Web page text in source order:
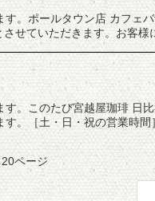
。ポールタウン店 カフェ
せていただきます。お客様
。このたび宮越屋珈琲 日
す。［土・日・祝の営業時
ページ